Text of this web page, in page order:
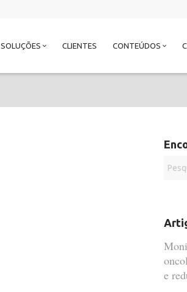
SOLUÇÕES CLIENTES CONTEÚDOS
e